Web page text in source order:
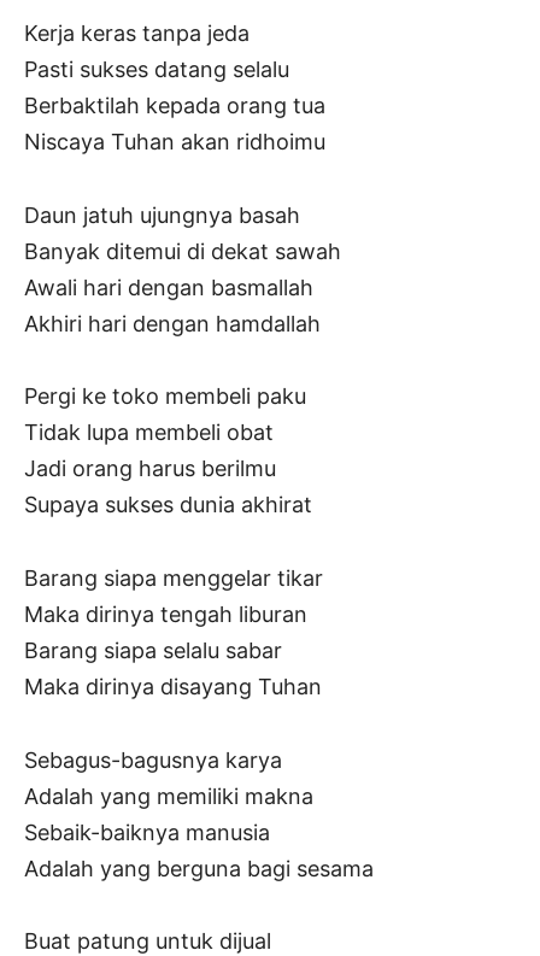
Kerja keras tanpa jeda
Pasti sukses datang selalu
Berbaktilah kepada orang tua
Niscaya Tuhan akan ridhoimu
Daun jatuh ujungnya basah
Banyak ditemui di dekat sawah
Awali hari dengan basmallah
Akhiri hari dengan hamdallah
Pergi ke toko membeli paku
Tidak lupa membeli obat
Jadi orang harus berilmu
Supaya sukses dunia akhirat
Barang siapa menggelar tikar
Maka dirinya tengah liburan
Barang siapa selalu sabar
Maka dirinya disayang Tuhan
Sebagus-bagusnya karya
Adalah yang memiliki makna
Sebaik-baiknya manusia
Adalah yang berguna bagi sesama
Buat patung untuk dijual